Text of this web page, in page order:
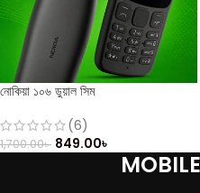
নোকিয়া ১০৬ ডুয়াল সিম
(6)
1,700.00৳ 849.00৳